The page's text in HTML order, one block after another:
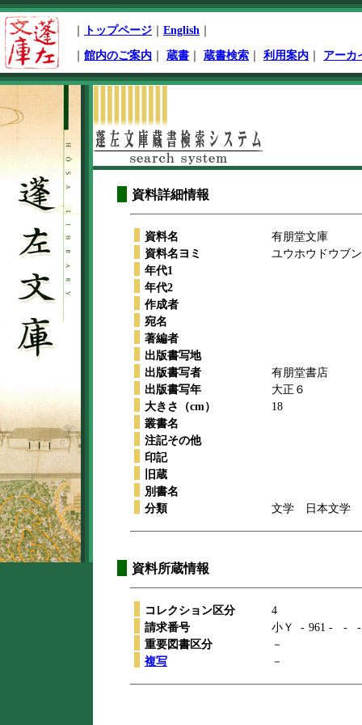
ペ
ー
ジ
先
頭
トップページ English
館内のご案内 蔵書 蔵書検索 利用案内 アーカ
開
始
資料詳細情報
資料名
有朋堂文庫
資料名ヨミ
ユウホウドウブ
年代1
年代2
作成者
宛名
著編者
出版書写地
出版書写者
有朋堂書店
出版書写年
大正６
大きさ（cm）
18
叢書名
注記その他
印記
旧蔵
別書名
分類
文学 日本文学
資料所蔵情報
コレクション区分
4
請求番号
小Ｙ - 961 - -
-
重要図書区分
－
複写
－